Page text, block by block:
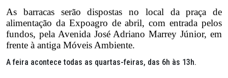
As barracas serão dispostas no local da praça de
alimentação da Expoagro de abril, com entrada pelos
fundos, pela Avenida José Adriano Marrey Júnior, em
frente à antiga Móveis Ambiente.
A feira acontece todas as quartas-feiras, das 6h às 13h.